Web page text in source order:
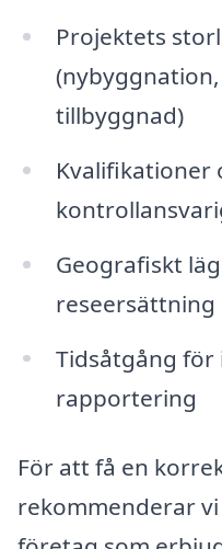
Projektets
tillbyggnad)
Kvalifikationer
Geografiskt
reseersättning
Tidsåtgång
rapportering
För att få en
rekommenderar